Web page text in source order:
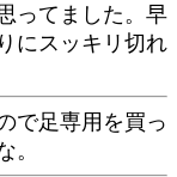
ってました。早
にスッキリ切れ
で足専用を買っ
。